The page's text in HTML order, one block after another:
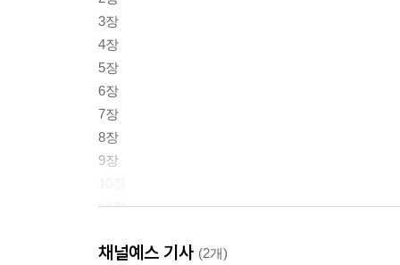
3장
4장
5장
6장
7장
8장
9장
11장
감사의 말
채널예스 기사 (2개)